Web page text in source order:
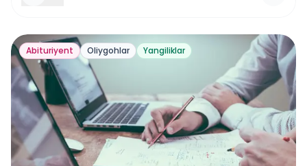
Abituriyent Oliygohlar Yangiliklar